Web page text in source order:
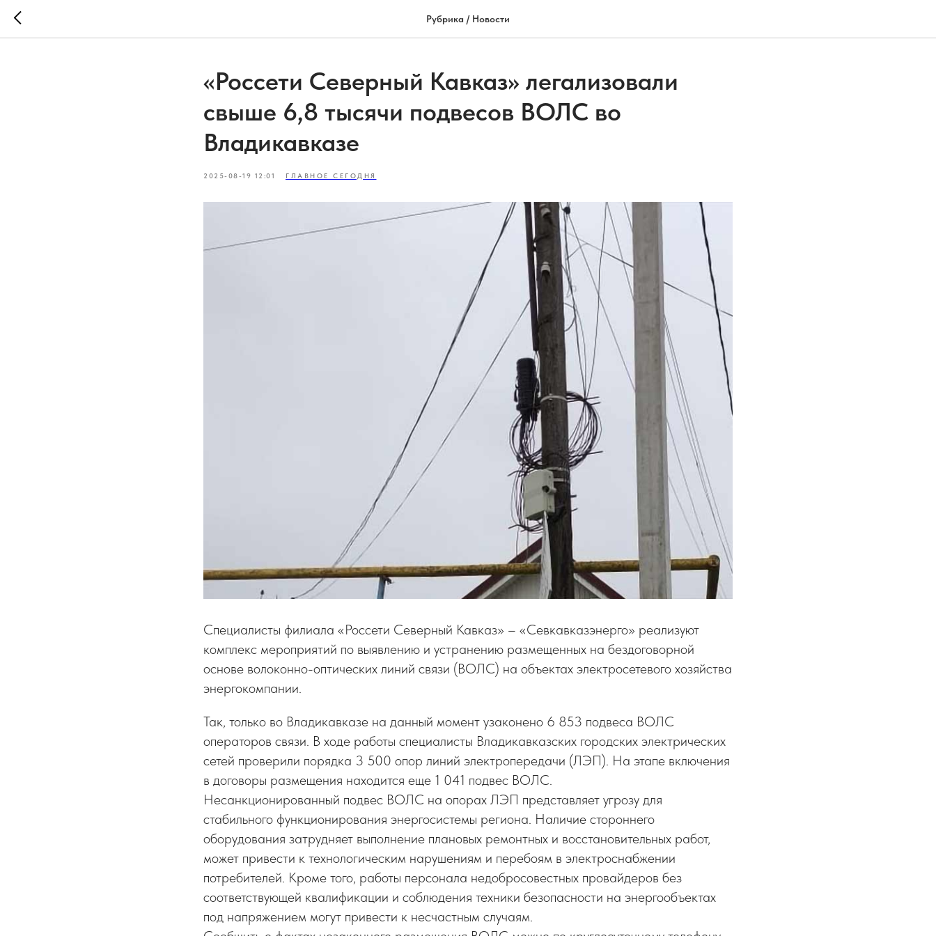
Рубрика / Новости
«Россети Северный Кавказ» легализовали
свыше 6,8 тысячи подвесов ВОЛС во
Владикавказе
2025-08-19 12:01 ГЛАВНОЕ СЕГОДНЯ
Специалисты филиала «Россети Северный Кавказ» – «Севкавказэнерго» реализуют
комплекс мероприятий по выявлению и устранению размещенных на бездоговорной
основе волоконно-оптических линий связи (ВОЛС) на объектах электросетевого хозяйства
энергокомпании.
Так, только во Владикавказе на данный момент узаконено 6 853 подвеса ВОЛС
операторов связи. В ходе работы специалисты Владикавказских городских электрических
сетей проверили порядка 3 500 опор линий электропередачи (ЛЭП). На этапе включения
в договоры размещения находится еще 1 041 подвес ВОЛС.
Несанкционированный подвес ВОЛС на опорах ЛЭП представляет угрозу для
стабильного функционирования энергосистемы региона. Наличие стороннего
оборудования затрудняет выполнение плановых ремонтных и восстановительных работ,
может привести к технологическим нарушениям и перебоям в электроснабжении
потребителей. Кроме того, работы персонала недобросовестных провайдеров без
соответствующей квалификации и соблюдения техники безопасности на энергообъектах
под напряжением могут привести к несчастным случаям.